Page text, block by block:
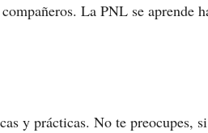
La PNL se aprende
y prácticas. No te preocupes,